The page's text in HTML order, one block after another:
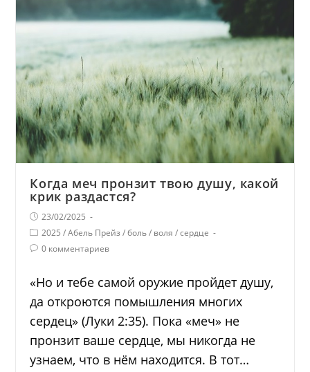
Когда меч пронзит твою душу, какой
крик раздастся?
23/02/2025
2025 / Абель Прейз / боль / воля / сердце
0 комментариев
«Но и тебе самой оружие пройдет душу,
да откроются помышления многих
сердец» (Луки 2:35). Пока «меч» не
пронзит ваше сердце, мы никогда не
узнаем, что в нём находится. В тот…